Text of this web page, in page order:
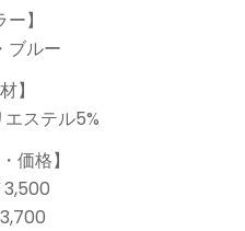
ー】
ブルー
】
ステル5%
価格】